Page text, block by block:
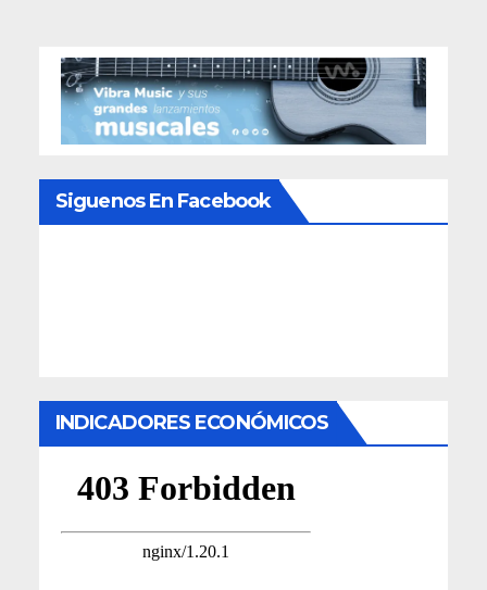
Siguenos En Facebook
INDICADORES ECONÓMICOS